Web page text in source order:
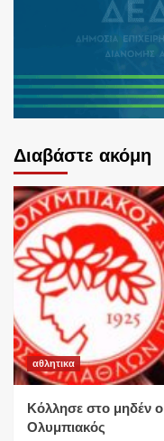
Διαβάστε ακόμη
αθλητικα
Κόλλησε στο μηδέν ο
Ολυμπιακός